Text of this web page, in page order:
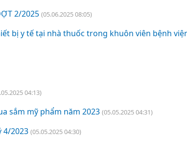
2/2025 (05.06.2025 08:05)
bị y tế tại nhà thuốc trong khuôn viên bệnh
04:13)
sắm mỹ phẩm năm 2023 (05.05.2025 04:31)
4/2023 (05.05.2025 04:30)